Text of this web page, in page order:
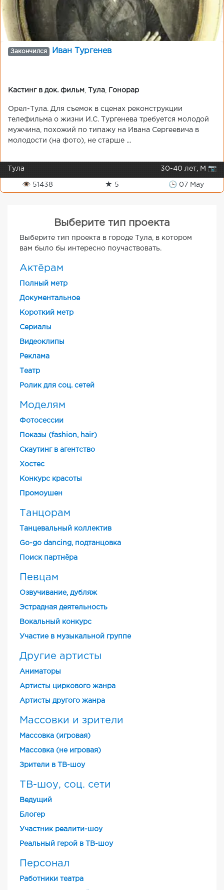
Закончился Иван Тургенев
Кастинг в док. фильм Тула Гонорар
Орел-Тула. Для съемок в сценах реконструкции
телефильма о жизни И.С. Тургенева требуется молодой
мужчина, похожий по типажу на Ивана Сергеевича в
молодости (на фото), не старше ...
Тула 30-40 лет, М 📷
👁 51438 ★ 5 🕒 07 May
Выберите тип проекта
Выберите тип проекта в городе Тула, в котором
вам было бы интересно поучаствовать.
Актёрам
Полный метр
Документальное
Короткий метр
Cериалы
Видеоклипы
Реклама
Театр
Ролик для соц. сетей
Моделям
Фотосессии
Показы (fashion, hair)
Скаутинг в агентство
Хостес
Конкурс красоты
Промоушен
Танцорам
Танцевальный коллектив
Go-go dancing, подтанцовка
Поиск партнёра
Певцам
Озвучивание, дубляж
Эстрадная деятельность
Вокальный конкурс
Участие в музыкальной группе
Другие артисты
Аниматоры
Артисты циркового жанра
Артисты другого жанра
Массовки и зрители
Массовка (игровая)
Массовка (не игровая)
Зрители в ТВ-шоу
ТВ-шоу, соц. сети
Ведущий
Блогер
Участник реалити-шоу
Реальный герой в ТВ-шоу
Персонал
Работники театра